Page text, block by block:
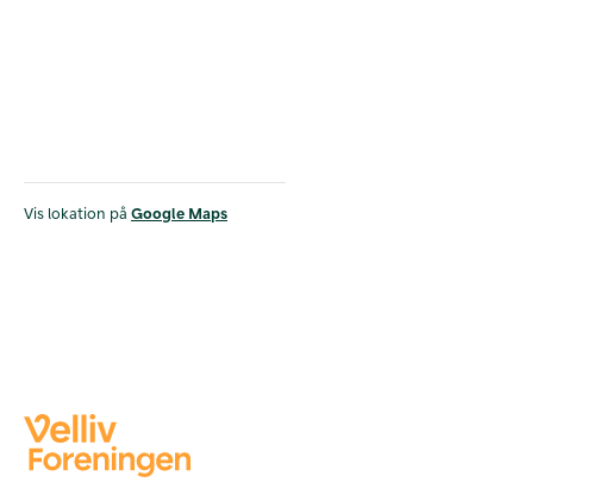
Vis lokation på Google Maps